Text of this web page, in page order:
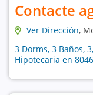
Contacte
Ver Dirección,
3 Dorms, 3 Baños,
Hipotecaria en